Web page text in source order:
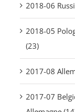
2018-06
2018-05
(23)
2017-08
2017-07